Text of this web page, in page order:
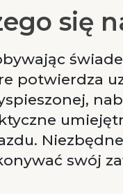
się
potwierdza
swój